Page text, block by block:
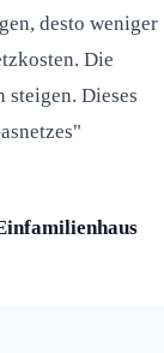
desto weniger
Die
Dieses